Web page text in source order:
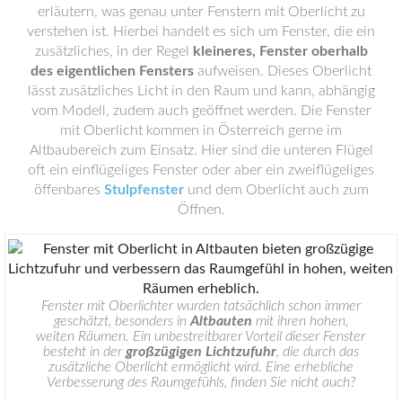
erläutern, was genau unter Fenstern mit Oberlicht zu
verstehen ist. Hierbei handelt es sich um Fenster, die ein
zusätzliches, in der Regel
kleineres, Fenster oberhalb
des eigentlichen Fensters aufweisen. Dieses Oberlicht
lässt zusätzliches Licht in den Raum und kann, abhängig
vom Modell, zudem auch geöffnet werden. Die Fenster
mit Oberlicht kommen in Österreich gerne im
Altbaubereich zum Einsatz. Hier sind die unteren Flügel
oft ein einflügeliges Fenster oder aber ein zweiflügeliges
öffenbares Stulpfensterund dem Oberlicht auch zum
Öffnen.
Fenster mit Oberlichter wurden tatsächlich schon immer
geschätzt, besonders in Altbauten mit ihren hohen,
weiten Räumen. Ein unbestreitbarer Vorteil dieser Fenster
besteht in dergroßzügigen Lichtzufuhr, die durch das
zusätzliche Oberlicht ermöglicht wird. Eine erhebliche
Verbesserung des Raumgefühls, finden Sie nicht auch?